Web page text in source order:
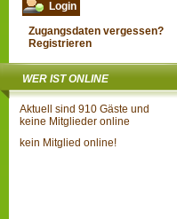
Zugangsdaten vergessen?
Registrieren
WER IST ONLINE
Aktuell sind 910 Gäste und
keine Mitglieder online
kein Mitglied online!